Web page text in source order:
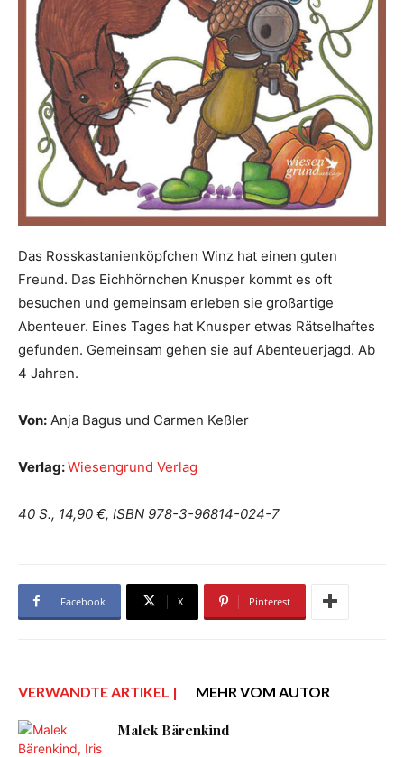
Das Rosskastanienköpfchen Winz hat einen guten
Freund. Das Eichhörnchen Knusper kommt es oft
besuchen und gemeinsam erleben sie großartige
Abenteuer. Eines Tages hat Knusper etwas Rätselhaftes
gefunden. Gemeinsam gehen sie auf Abenteuerjagd. Ab
4 Jahren.
Von: Anja Bagus und Carmen Keßler
Verlag:Wiesengrund Verlag
40 S., 14,90 €, ISBN 978-3-96814-024-7
Facebook X Pinterest
VERWANDTE ARTIKEL | MEHR VOM AUTOR
Malek Bärenkind